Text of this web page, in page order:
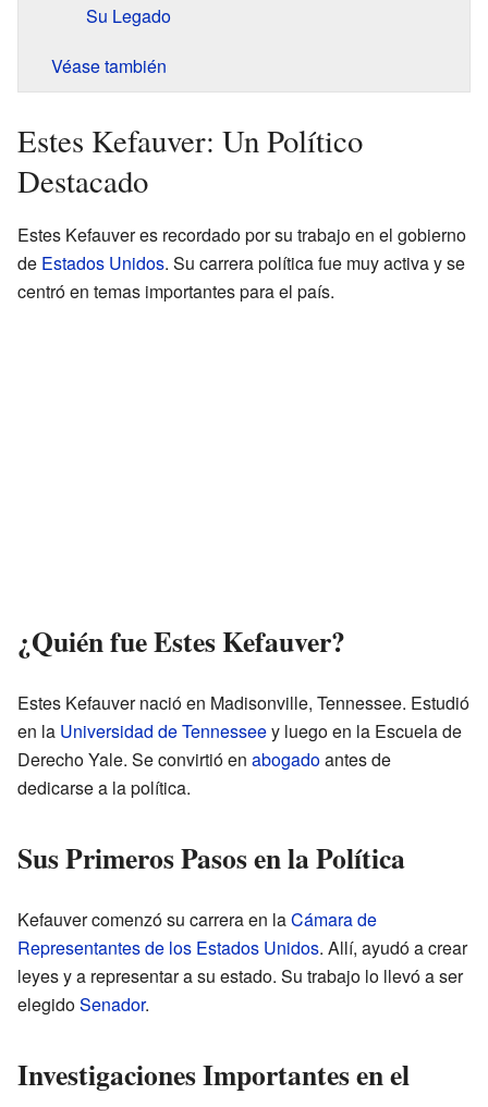
Su Legado
Véase también
Estes Kefauver: Un Político
Destacado
Estes Kefauver es recordado por su trabajo en el gobierno
de Estados Unidos. Su carrera política fue muy activa y se
centró en temas importantes para el país.
¿Quién fue Estes Kefauver?
Estes Kefauver nació en Madisonville, Tennessee. Estudió
en la Universidad de Tennesseey luego en la Escuela de
Derecho Yale. Se convirtió en abogadoantes de
dedicarse a la política.
Sus Primeros Pasos en la Política
Kefauver comenzó su carrera en laCámara de
Representantes de los Estados Unidos. Allí, ayudó a crear
leyes y a representar a su estado. Su trabajo lo llevó a ser
elegidoSenador.
Investigaciones Importantes en el